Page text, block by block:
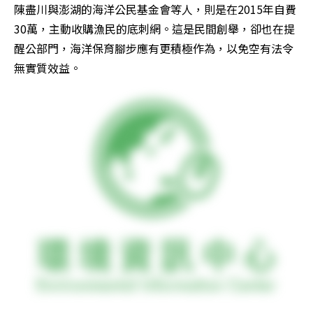
陳盡川與澎湖的海洋公民基金會等人，則是在2015年自費
30萬，主動收購漁民的底刺網。這是民間創舉，卻也在提
醒公部門，海洋保育腳步應有更積極作為，以免空有法令
無實質效益。